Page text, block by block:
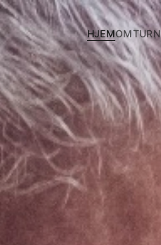
HJEMOM